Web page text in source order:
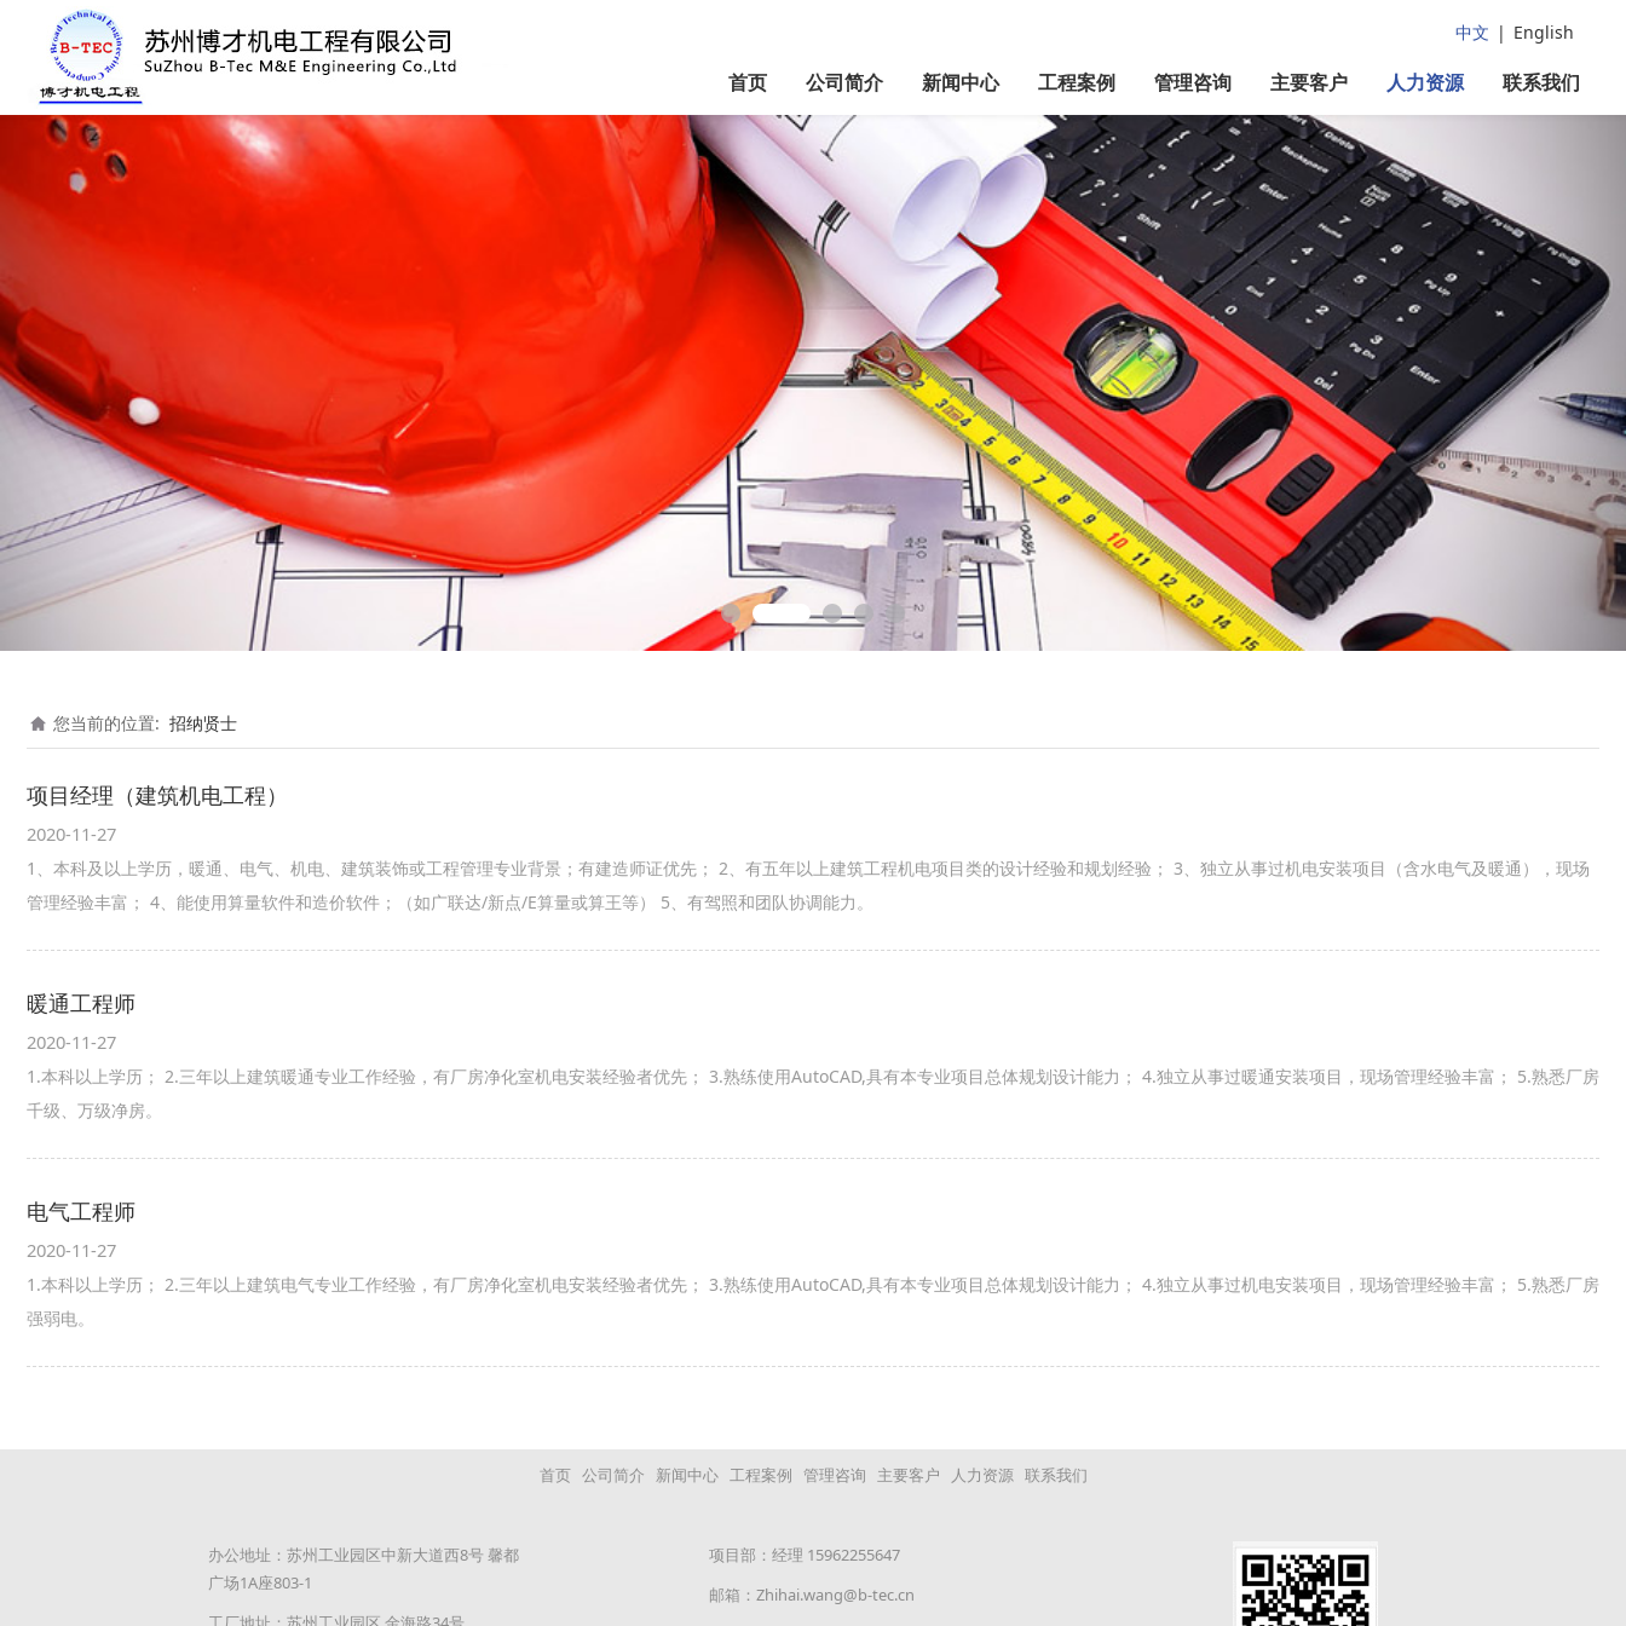
中文 | English
首页 公司简介 新闻中心 工程案例 管理咨询 主要客户 人力资源 联系我们
您当前的位置: 招纳贤士
项目经理（建筑机电工程）
2020-11-27
1、本科及以上学历，暖通、电气、机电、建筑装饰或工程管理专业背景；有建造师证优先； 2、有五年以上建筑工程机电项目类的设计经验和规划经验； 3、独立从事过机电安装项目（含水电气及暖通），现场
管理经验丰富； 4、能使用算量软件和造价软件；（如广联达/新点/E算量或算王等） 5、有驾照和团队协调能力。
暖通工程师
2020-11-27
1.本科以上学历； 2.三年以上建筑暖通专业工作经验，有厂房净化室机电安装经验者优先； 3.熟练使用AutoCAD,具有本专业项目总体规划设计能力； 4.独立从事过暖通安装项目，现场管理经验丰富； 5.熟悉厂房
千级、万级净房。
电气工程师
2020-11-27
1.本科以上学历； 2.三年以上建筑电气专业工作经验，有厂房净化室机电安装经验者优先； 3.熟练使用AutoCAD,具有本专业项目总体规划设计能力； 4.独立从事过机电安装项目，现场管理经验丰富； 5.熟悉厂房
强弱电。
首页 公司简介 新闻中心 工程案例 管理咨询 主要客户 人力资源 联系我们
办公地址：苏州工业园区中新大道西8号 馨都
广场1A座803-1
项目部：经理 15962255647
邮箱：Zhihai.wang@b-tec.cn